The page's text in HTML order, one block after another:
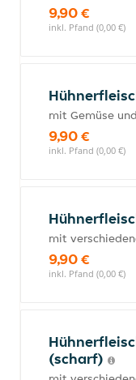
9,90 €
inkl. Pfand (0,00 €)
mit Gemüse
9,90 €
inkl. Pfand (0,00 €)
mit
9,90 €
inkl. Pfand (0,00 €)
(scharf)